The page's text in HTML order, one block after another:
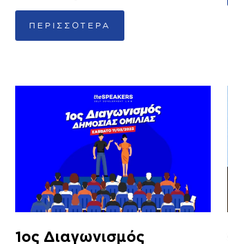
ΠΕΡΙΣΣΟΤΕΡΑ
1ος Διαγωνισμός